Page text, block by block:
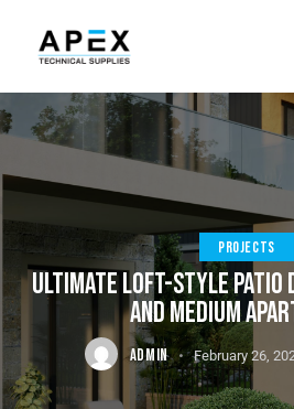
PROJECTS
ULTIMATE LOFT-STYLE PATIO
AND MEDIUM
ADMIN February 26,